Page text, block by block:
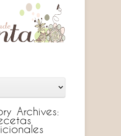
Archives: